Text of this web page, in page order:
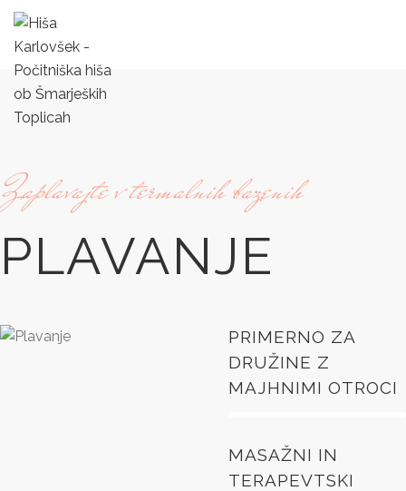
Zaplavajte v termalnih bazenih
PLAVANJE
PRIMERNO ZA
DRUŽINE Z
MAJHNIMI OTROCI
MASAŽNI IN
TERAPEVTSKI